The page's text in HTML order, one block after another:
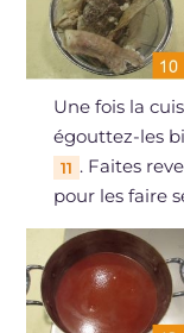
Une fois la
égouttez-les
11 . Faites
pour les faire